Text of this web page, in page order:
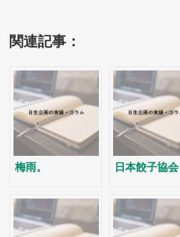
関連記事：
梅雨。 日本餃子協会